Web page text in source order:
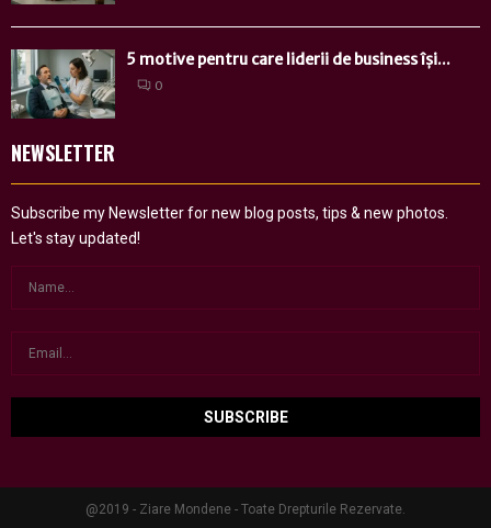
5 motive pentru care liderii de business își...
0
NEWSLETTER
Subscribe my Newsletter for new blog posts, tips & new photos.
Let's stay updated!
@2019 - Ziare Mondene - Toate Drepturile Rezervate.